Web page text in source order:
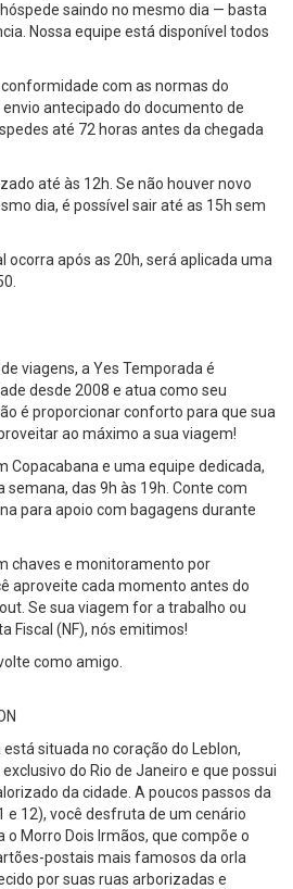
saindo no mesmo dia — basta
Nossa equipe está disponível todos
com as normas do
antecipado do documento de
até 72 horas antes da chegada
até às 12h. Se não houver novo
dia, é possível sair até as 15h sem
ocorra após as 20h, será aplicada uma
viagens, a Yes Temporada é
desde 2008 e atua como seu
é proporcionar conforto para que sua
ao máximo a sua viagem!
Copacabana e uma equipe dedicada,
semana, das 9h às 19h. Conte com
para apoio com bagagens durante
chaves e monitoramento por
aproveite cada momento antes do
Se sua viagem for a trabalho ou
Fiscal (NF), nós emitimos!
como amigo.
situada no coração do Leblon,
do Rio de Janeiro e que possui
da cidade. A poucos passos da
e 12), você desfruta de um cenário
Morro Dois Irmãos, que compõe o
postais mais famosos da orla
por suas ruas arborizadas e